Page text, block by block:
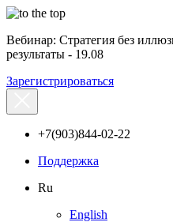
Вебинар: Стратегия без
результаты - 19.08
Зарегистрироваться
+7(903)844-02-22
Поддержка
Ru
English